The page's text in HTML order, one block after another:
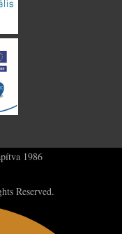
1986
Reserved.